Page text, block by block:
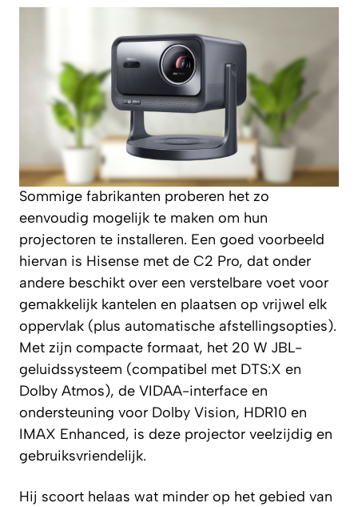
Sommige fabrikanten proberen het zo
eenvoudig mogelijk te maken om hun
projectoren te installeren. Een goed voorbeeld
hiervan is Hisense met de C2 Pro, dat onder
andere beschikt over een verstelbare voet voor
gemakkelijk kantelen en plaatsen op vrijwel elk
oppervlak (plus automatische afstellingsopties).
Met zijn compacte formaat, het 20 W JBL-
geluidssysteem (compatibel met DTS:X en
Dolby Atmos), de VIDAA-interface en
ondersteuning voor Dolby Vision, HDR10 en
IMAX Enhanced, is deze projector veelzijdig en
gebruiksvriendelijk.
Hij scoort helaas wat minder op het gebied van